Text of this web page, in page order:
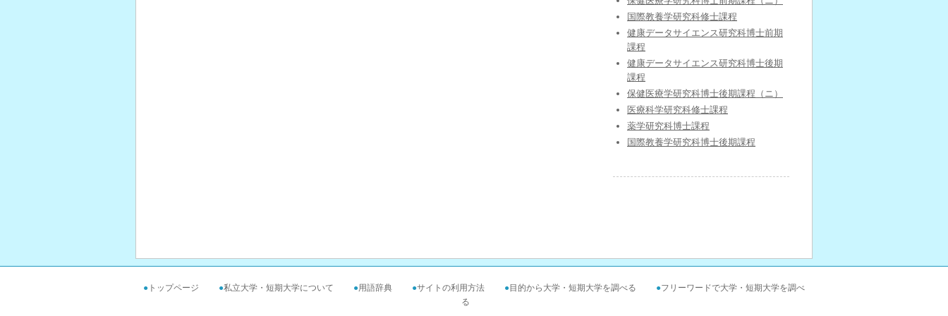
国際教養学研究科修士課程
健康データサイエンス研究科博士前期
課程
健康データサイエンス研究科博士後期
課程
保健医療学研究科博士後期課程（ニ）
医療科学研究科修士課程
薬学研究科博士課程
国際教養学研究科博士後期課程
● トップページ ●私立大学・短期大学について ●用語辞典 ●サイトの利用方法 ●目的から大学・短期大学を調べる ●フリーワードで大学・短期大学を調べ
る